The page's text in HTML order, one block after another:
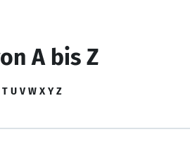
A bis Z
T U V W X Y Z